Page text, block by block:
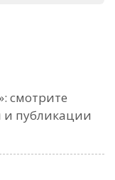
смотрите
и публикации